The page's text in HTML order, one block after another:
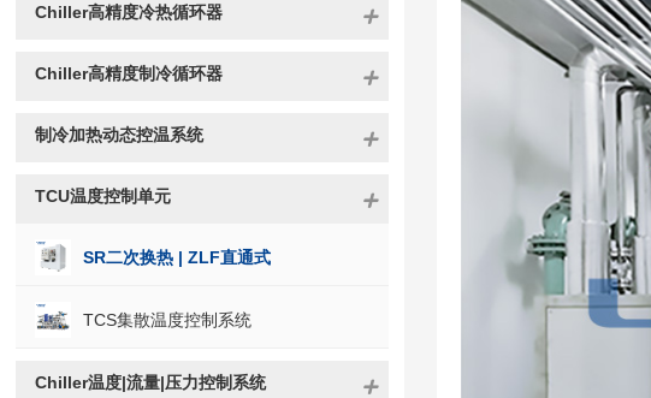
Chiller高精度冷热循环器
Chiller高精度制冷循环器
制冷加热动态控温系统
TCU温度控制单元
SR二次换热 | ZLF直通式
TCS集散温度控制系统
Chiller温度|流量|压力控制系统